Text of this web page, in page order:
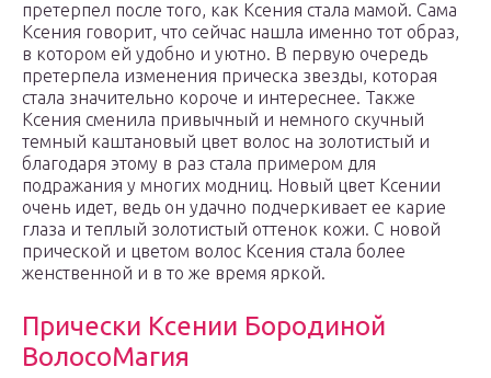
претерпел после того, как Ксения стала мамой. Сама
Ксения говорит, что сейчас нашла именно тот образ,
в котором ей удобно и уютно. В первую очередь
претерпела изменения прическа звезды, которая
стала значительно короче и интереснее. Также
Ксения сменила привычный и немного скучный
темный каштановый цвет волос на золотистый и
благодаря этому в раз стала примером для
подражания у многих модниц. Новый цвет Ксении
очень идет, ведь он удачно подчеркивает ее карие
глаза и теплый золотистый оттенок кожи. С новой
прической и цветом волос Ксения стала более
женственной и в то же время яркой.
Прически Ксении Бородиной
ВолосоМагия